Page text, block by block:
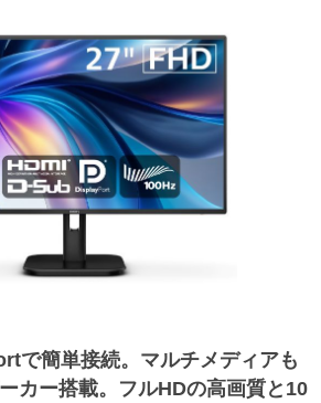
で簡単接続。マルチメディアも
カー搭載。フルHDの高画質と10